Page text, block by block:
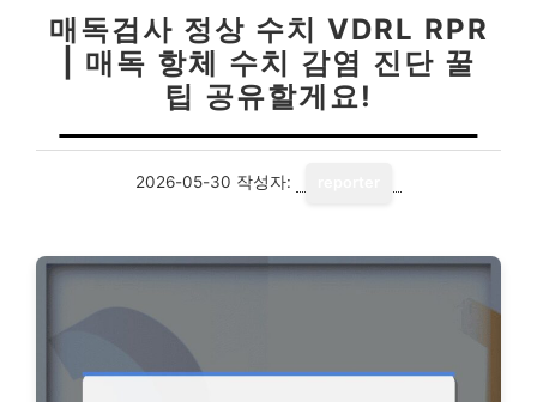
매독검사 정상 수치 VDRL RPR
| 매독 항체 수치 감염 진단 꿀
팁 공유할게요!
2026-05-30 작성자: